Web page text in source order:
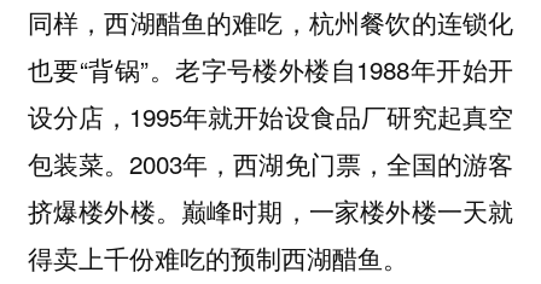
同样，西湖醋鱼的难吃，杭州餐饮的连锁化
也要“背锅”。老字号楼外楼自1988年开始开
设分店，1995年就开始设食品厂研究起真空
包装菜。2003年，西湖免门票，全国的游客
挤爆楼外楼。巅峰时期，一家楼外楼一天就
得卖上千份难吃的预制西湖醋鱼。